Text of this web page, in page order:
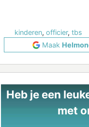
kinderen, officier, tbs
Maak
Heb je een
met